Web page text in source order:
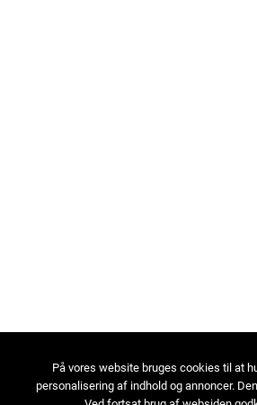
På vores website bruges cookies til at
personalisering af indhold og annoncer.